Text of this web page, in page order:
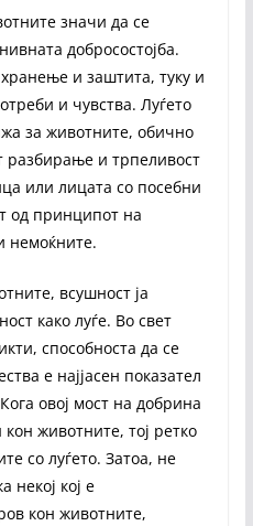
значи да се
добросостојба.
и заштита, туку и
и чувства. Луѓето
за животните, обично
разбирање и трпеливост
или лицата со посебни
од принципот на
немоќните.
всушност ја
како луѓе. Во свет
способноста да се
е најјасен показател
овој мост на добрина
животните, тој ретко
со луѓето. Затоа, не
некој кој е
кон животните,